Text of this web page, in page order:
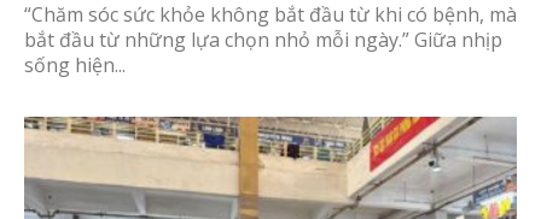
“Chăm sóc sức khỏe không bắt đầu từ khi có bệnh, mà
bắt đầu từ những lựa chọn nhỏ mỗi ngày.” Giữa nhịp
sống hiện...